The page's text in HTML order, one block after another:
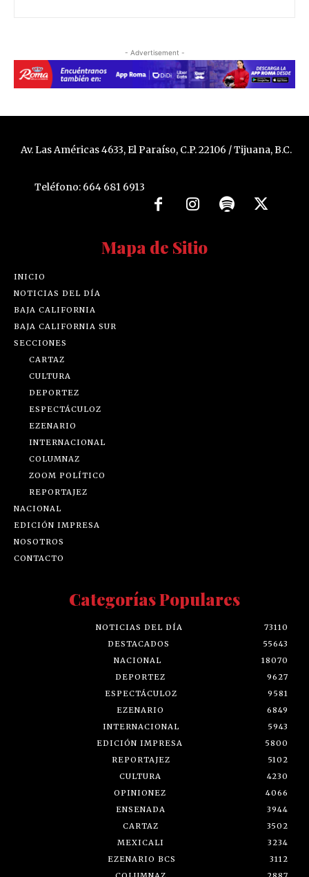
- Advertisement -
Av. Las Américas 4633, El Paraíso, C.P. 22106 / Tijuana, B.C.
Teléfono: 664 681 6913
Mapa de Sitio
INICIO
NOTICIAS DEL DÍA
BAJA CALIFORNIA
BAJA CALIFORNIA SUR
SECCIONES
CARTAZ
CULTURA
DEPORTEZ
ESPECTÁCULOZ
EZENARIO
INTERNACIONAL
COLUMNAZ
ZOOM POLÍTICO
REPORTAJEZ
NACIONAL
EDICIÓN IMPRESA
NOSOTROS
CONTACTO
Categorías Populares
NOTICIAS DEL DÍA
73110
DESTACADOS
55643
NACIONAL
18070
DEPORTEZ
9627
ESPECTÁCULOZ
9581
EZENARIO
6849
INTERNACIONAL
5943
EDICIÓN IMPRESA
5800
REPORTAJEZ
5102
CULTURA
4230
OPINIONEZ
4066
ENSENADA
3944
CARTAZ
3502
MEXICALI
3234
EZENARIO BCS
3112